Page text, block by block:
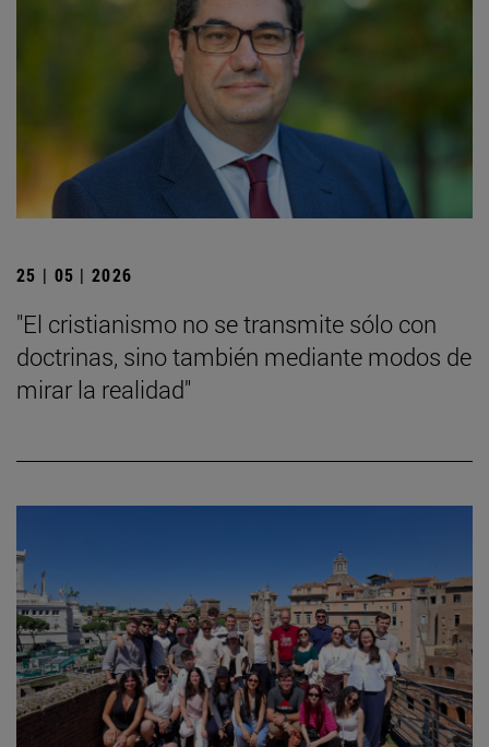
25 | 05 | 2026
"El cristianismo no se transmite sólo con
doctrinas, sino también mediante modos de
mirar la realidad"